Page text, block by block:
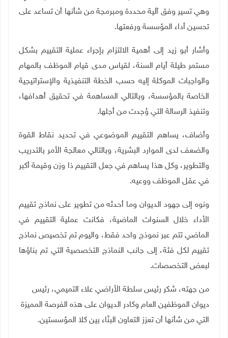
وهي تسير وفق آلية محددة ومبرمجة من شأنها أن تساعد على
تحسين أداء المؤسسة ورفعتها.
وأشار أبو زيد إلى أهمية الالتزام بإجراء عملية التقييم بشكل
مستمر طيلة أيام السنة، لقياس مدى قيام الموظف بالمهام
والواجبات الموكلة إليه حسب الخطة التنفيذية والإستراتيجية
الخاصة بالمؤسسة، وبالتالي المساهمة في تحقيق أهدافها،
وتنفيذ الرسالة التي وُجدت من أجلها.
وأضاف، يساهم التقييم الموضوعي في تحديد نقاط القوة
والضعف لدى الموارد البشرية، وبالتالي معالجة الأمر بالتدريب
والتطوير، وكل هذا يساهم في جعل التقييم ذا وزن وقيمة أكبر
في عقل الموظف ووعيه.
ونوه إلى جهود الديوان وما أحدثه من تطوير على نماذج تقييم
الأداء خلال السنوات الماضية، فكانت عملية التقييم في
الماضي تتم عبر نموذج واحد فقط، واليوم تم تخصيص نماذج
تقييم لكل فئة، إلى جانب النماذج التخصصية التي تم بناؤها
لبعض التخصصات.
من جهته، شكر رئيس سلطة الأراضي علاء التميمي، رئيس
ديوان الموظفين العام وكادر الديوان على هذه الفرصة المميزة
التي من شأنها أن تعزز التعاون البنّاء بين كلا المؤسستين.